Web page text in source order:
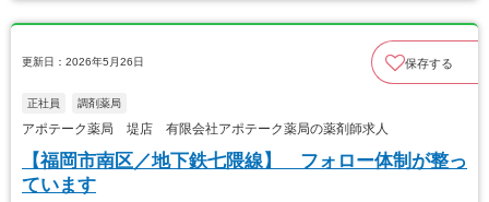
更新日：2026年5月26日 保存する
正社員 調剤薬局
アポテーク薬局 堤店 有限会社アポテーク薬局の薬剤師求人
【福岡市南区／地下鉄七隈線】 フォロー体制が整っ
ています